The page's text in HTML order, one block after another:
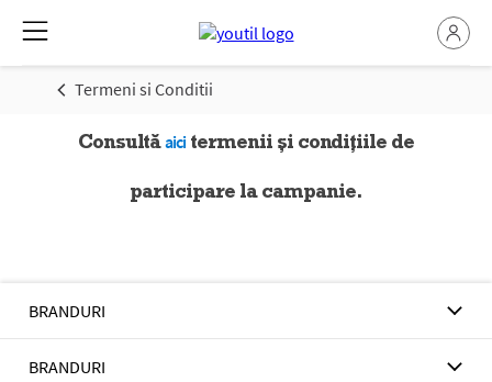
Termeni si Conditii
Consultăaicitermenii și condițiile de
participare la campanie.
BRANDURI
BRANDURI